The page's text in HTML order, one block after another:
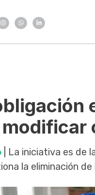
| La iniciativa es de
la eliminación